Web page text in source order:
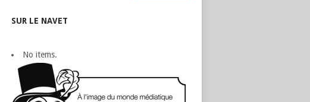
SUR LE NAVET
No items.